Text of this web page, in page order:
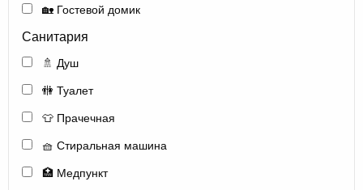
🏡 Гостевой домик
Санитария
🚿 Душ
🚻 Туалет
👕 Прачечная
🧺 Стиральная машина
🏥 Медпункт